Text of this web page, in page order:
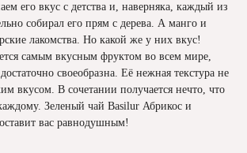
его вкус с детства и, наверняка, каждый из
собирал его прям с дерева. А манго и
лакомства. Но какой же у них вкус!
самым вкусным фруктом во всем мире,
своеобразна. Её нежная текстура не
вкусом. В сочетании получается нечто, что
Зеленый чай Basilur Абрикос и
вас равнодушным!